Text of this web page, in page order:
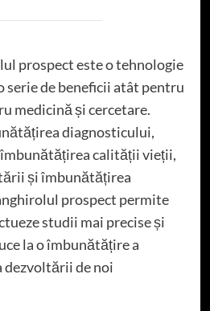
prospect este o tehnologie
serie de beneficii atât pentru
medicină și cercetare.
diagnosticului,
calității vieții,
și îmbunătățirea
prospect permite
studii mai precise și
la o îmbunătățire a
dezvoltării de noi